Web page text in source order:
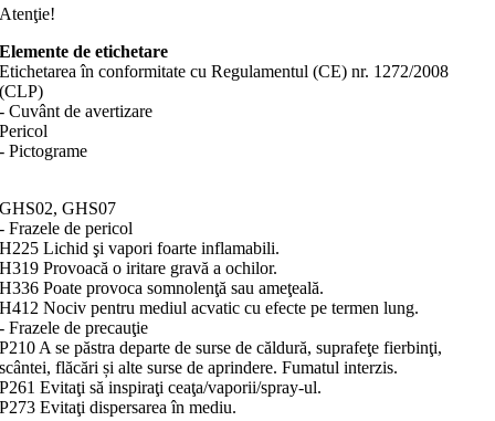
Atenţie!
Elemente de etichetare
Etichetarea în conformitate cu Regulamentul (CE) nr. 1272/2008
(CLP)
- Cuvânt de avertizare
Pericol
- Pictograme
GHS02, GHS07
- Frazele de pericol
H225 Lichid şi vapori foarte inflamabili.
H319 Provoacă o iritare gravă a ochilor.
H336 Poate provoca somnolenţă sau ameţeală.
H412 Nociv pentru mediul acvatic cu efecte pe termen lung.
- Frazele de precauţie
P210 A se păstra departe de surse de căldură, suprafeţe fierbinţi,
scântei, flăcări și alte surse de aprindere. Fumatul interzis.
P261 Evitaţi să inspiraţi ceaţa/vaporii/spray-ul.
P273 Evitaţi dispersarea în mediu.